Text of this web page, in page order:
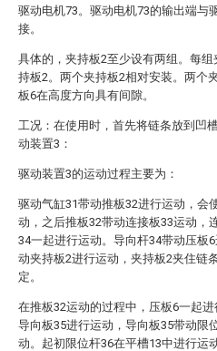
驱动电机73。驱动电机73的输出端与
接。
具体的，夹持板2至少设有两组。每
持板2。两个夹持板2相对安装。两个
板6在高度方向具有间隙。
工况：在使用时，首先将链条放到凹
动装置3：
驱动装置3的运动过程主要为：
驱动气缸31带动推板32进行运动，会
动，之后推板32带动连接板33运动，
34一起进行运动。导向杆34带动压板
动夹持板2进行运动，夹持板2夹住链
定。
在推板32运动的过程中，压板6一起
导向板35进行运动，导向板35带动限
动。起初限位杆36在平槽13中进行运